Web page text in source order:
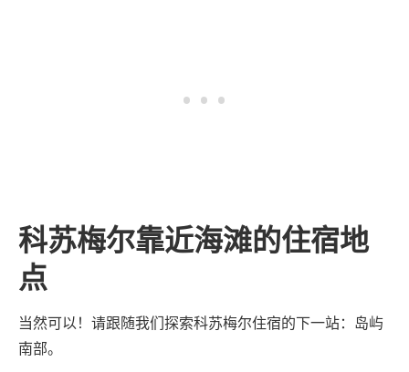
科苏梅尔靠近海滩的住宿地
点
当然可以！请跟随我们探索科苏梅尔住宿的下一站：岛屿
南部。